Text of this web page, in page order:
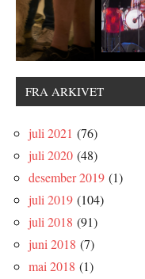
FRA ARKIVET
juli 2021 (76)
juli 2020 (48)
desember 2019 (1)
juli 2019 (104)
juli 2018 (91)
juni 2018 (7)
mai 2018 (1)